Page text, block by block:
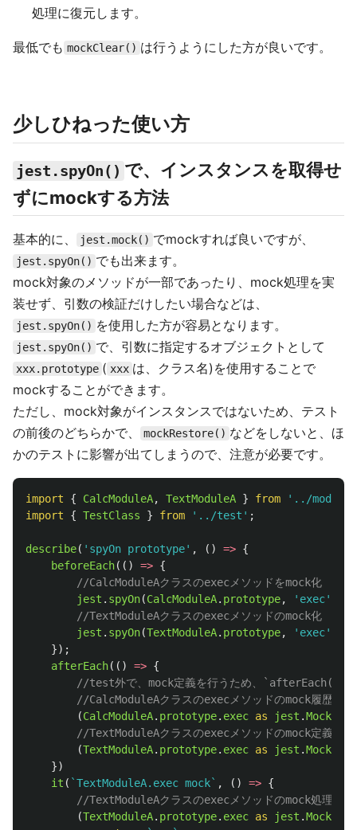
処理に復元します。
最低でも mockClear() は行うようにした方が良いです。
少しひねった使い方
jest.spyOn() で、インスタンスを取得せ
ずにmockする方法
基本的に、 jest.mock() でmockすれば良いですが、
jest.spyOn() でも出来ます。
mock対象のメソッドが一部であったり、mock処理を実
装せず、引数の検証だけしたい場合などは、
jest.spyOn() を使用した方が容易となります。
jest.spyOn() で、引数に指定するオブジェクトとして
xxx.prototype ( xxx は、クラス名)を使用することで
mockすることができます。
ただし、mock対象がインスタンスではないため、テスト
の前後のどちらかで、
mockRestore() などをしないと、ほ
かのテストに影響が出てしまうので、注意が必要です。
import { CalcModuleA, TextModuleA } from ' ../moduleA
import
{ TestClass } from ' ../test ' ;
describe( ' spyOn prototype' , () => {
beforeEach(() => {
//CalcModuleAクラスのexecメソッドをmock化
jest . spyOn(CalcModuleA. prototype, ' exec'
//TextModuleAクラスのexecメソッドのmock化
jest . spyOn(TextModuleA. prototype, ' exec'
});
afterEach(() => {
//test外で、mock定義を行うため、`afterEach()`で
//CalcModuleAクラスのexecメソッドのmock履歴を
(CalcModuleA. prototype. exec as jest .Mock
//TextModuleAクラスのexecメソッドのmock定義を本
(TextModuleA. prototype. exec as jest .Mock
})
it ( `TextModuleA.exec mock` , () => {
//TextModuleAクラスのexecメソッドのmock処理を仕
(TextModuleA. prototype. exec as jest .Mock